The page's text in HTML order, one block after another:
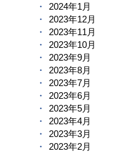
2024年1月
2023年12月
2023年11月
2023年10月
2023年9月
2023年8月
2023年7月
2023年6月
2023年5月
2023年4月
2023年3月
2023年2月